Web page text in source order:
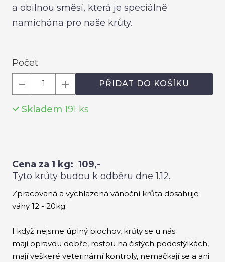
a obilnou směsí, která je speciálně
namíchána pro naše krůty.
Počet
PŘIDAT DO KOŠÍKU
Skladem 191 ks
Cena za 1 kg: 109,-
Tyto krůty budou k odběru dne 1.12.
Zpracovaná a vychlazená vánoční krůta dosahuje
váhy 12 - 20kg.
I když nejsme úplný biochov, krůty se u nás
mají opravdu dobře, rostou na čistých podestýlkách,
mají veškeré veterinární kontroly, nemačkají se a ani